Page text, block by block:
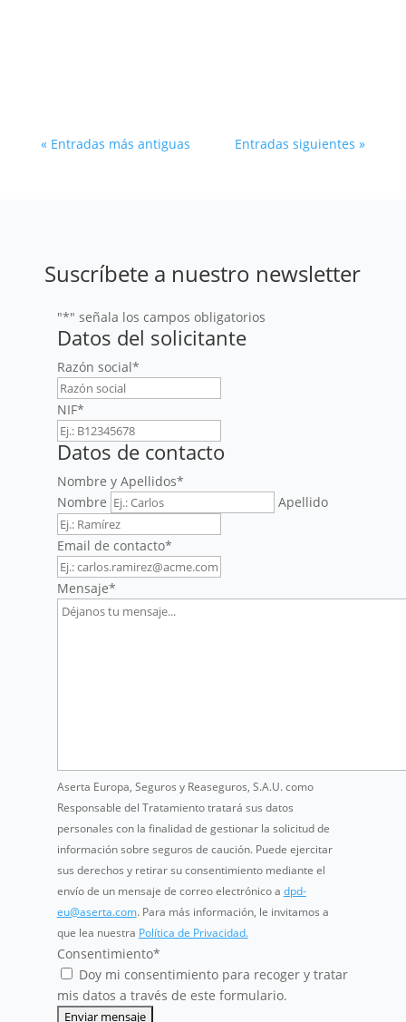
« Entradas más antiguas Entradas siguientes »
Suscríbete a nuestro newsletter
"*" señala los campos obligatorios
Datos del solicitante
Razón social*
NIF*
Datos de contacto
Nombre y Apellidos*
Nombre
Apellido
Email de contacto*
Mensaje*
Aserta Europa, Seguros y Reaseguros, S.A.U. como
Responsable del Tratamiento tratará sus datos
personales con la finalidad de gestionar la solicitud de
información sobre seguros de caución. Puede ejercitar
sus derechos y retirar su consentimiento mediante el
envío de un mensaje de correo electrónico a dpd-
eu@aserta.com. Para más información, le invitamos a
que lea nuestra Política de Privacidad.
Consentimiento*
Doy mi consentimiento para recoger y tratar
mis datos a través de este formulario.